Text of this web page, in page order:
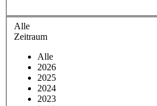
Alle
Zeitraum
Alle
2026
2025
2024
2023